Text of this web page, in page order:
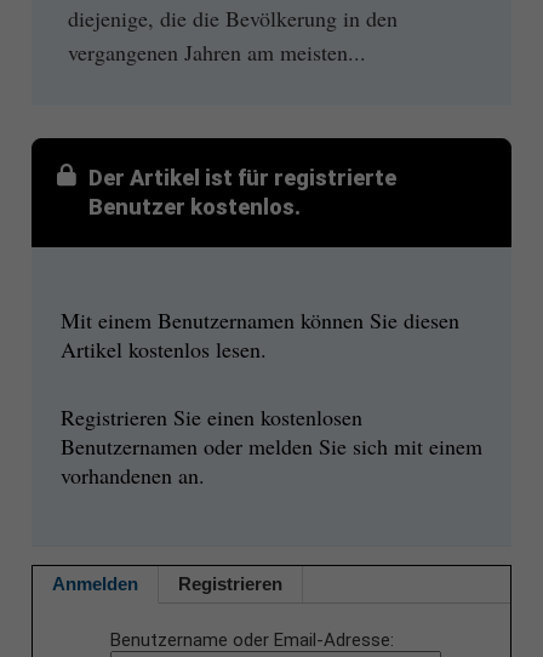
diejenige, die die Bevölkerung in den
vergangenen Jahren am meisten...
Der Artikel ist für registrierte
Benutzer kostenlos.
Mit einem Benutzernamen können Sie diesen
Artikel kostenlos lesen.
Registrieren Sie einen kostenlosen
Benutzernamen oder melden Sie sich mit einem
vorhandenen an.
Anmelden Registrieren
Benutzername oder Email-Adresse